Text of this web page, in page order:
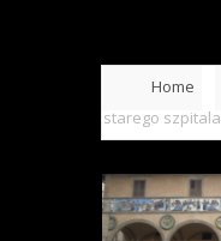
Home
starego szpitala